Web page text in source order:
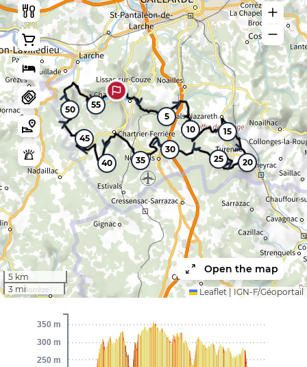
5
10
15
20
25
30
35
40
45
50 55
5 km
3 mi
Open the map
Leaflet |IGN-F/Géoportail
250 m
300 m
350 m